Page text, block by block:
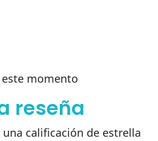
momento
reseña
calificación de estrella